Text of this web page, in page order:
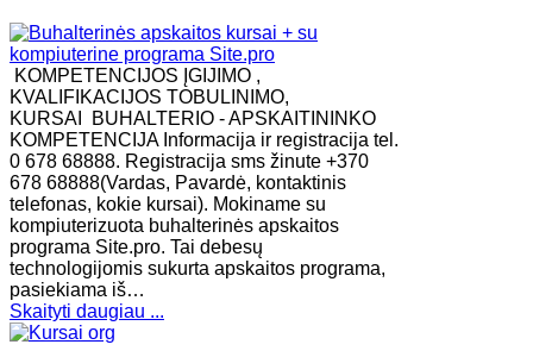
KOMPETENCIJOS ĮGIJIMO ,
KVALIFIKACIJOS TOBULINIMO,
KURSAI BUHALTERIO - APSKAITININKO
KOMPETENCIJA Informacija ir registracija tel.
0 678 68888. Registracija sms žinute +370
678 68888(Vardas, Pavardė, kontaktinis
telefonas, kokie kursai). Mokiname su
kompiuterizuota buhalterinės apskaitos
programa Site.pro. Tai debesų
technologijomis sukurta apskaitos programa,
pasiekiama iš…
Skaityti daugiau ...